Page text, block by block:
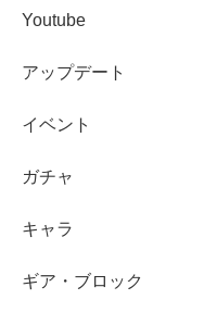
Youtube
アップデート
イベント
ガチャ
キャラ
ギア・ブロック